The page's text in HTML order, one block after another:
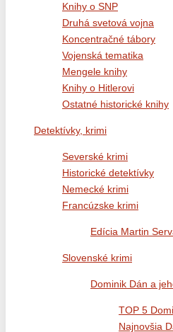
Knihy o SNP
Druhá svetová vojna
Koncentračné tábory
Vojenská tematika
Mengele knihy
Knihy o Hitlerovi
Ostatné historické knihy
Detektívky, krimi
Severské krimi
Historické detektívky
Nemecké krimi
Francúzske krimi
Edícia Martin
Slovenské krimi
Dominik Dán a
TOP 5
Najnovšia